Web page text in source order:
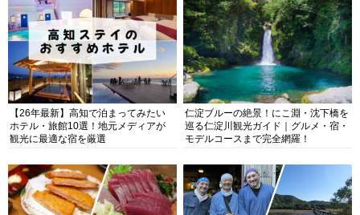
【26年最新】高知で泊まってみたい
ホテル・旅館10選！地元メディアが
観光に最適な宿を厳選
仁淀ブルーの絶景！にこ淵・沈下橋を
巡る仁淀川観光ガイド｜グルメ・宿・
モデルコースまで完全網羅！